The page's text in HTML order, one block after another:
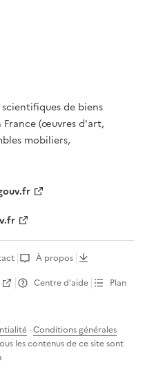
de biens
France (œuvres d'art,
mobiliers,
À propos
Centre d’aide
Plan
·Conditions générales
les contenus de ce site sont